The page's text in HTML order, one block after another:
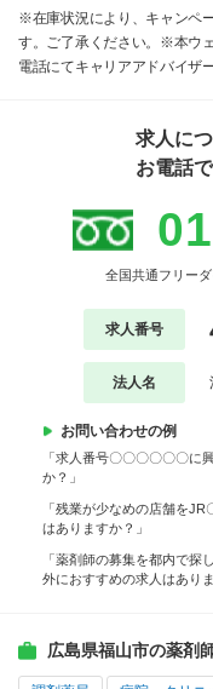
※在庫状況により、キャンペ
す。ご了承ください。※本ウ
電話にてキャリアアドバイザ
求人に
お電話
全国共通フリー
求人番号
法人名
お問い合わせの例
「求人番号〇〇〇〇〇〇に
か？」
「残業が少なめの店舗を
はありますか？」
「薬剤師の募集を都内で探
外におすすめの求人はあり
広島県福山市の薬剤